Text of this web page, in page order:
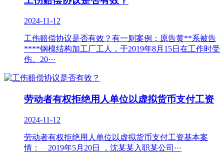
2024-11-12
工伤赔偿协议是否有效？有一则案例：原告黄**系被告
****钢模结构加工厂工人，于2019年8月15日在工作时受
伤。20···
劳动者有权拒绝用人单位以虚拟货币支付工资
2024-11-12
劳动者有权拒绝用人单位以虚拟货币支付工资基本案
情： 2019年5月20日 ，沈某某入职某公司···